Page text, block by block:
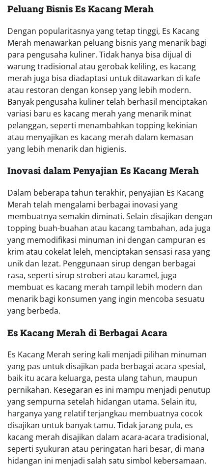
Peluang Bisnis Es Kacang Merah
Dengan popularitasnya yang tetap tinggi, Es Kacang
Merah menawarkan peluang bisnis yang menarik bagi
para pengusaha kuliner. Tidak hanya bisa dijual di
warung tradisional atau gerobak keliling, es kacang
merah juga bisa diadaptasi untuk ditawarkan di kafe
atau restoran dengan konsep yang lebih modern.
Banyak pengusaha kuliner telah berhasil menciptakan
variasi baru es kacang merah yang menarik minat
pelanggan, seperti menambahkan topping kekinian
atau menyajikan es kacang merah dalam kemasan
yang lebih menarik dan higienis.
Inovasi dalam Penyajian Es Kacang Merah
Dalam beberapa tahun terakhir, penyajian Es Kacang
Merah telah mengalami berbagai inovasi yang
membuatnya semakin diminati. Selain disajikan dengan
topping buah-buahan atau kacang tambahan, ada juga
yang memodifikasi minuman ini dengan campuran es
krim atau cokelat leleh, menciptakan sensasi rasa yang
unik dan lezat. Penggunaan sirup dengan berbagai
rasa, seperti sirup stroberi atau karamel, juga
membuat es kacang merah tampil lebih modern dan
menarik bagi konsumen yang ingin mencoba sesuatu
yang berbeda.
Es Kacang Merah di Berbagai Acara
Es Kacang Merah sering kali menjadi pilihan minuman
yang pas untuk disajikan pada berbagai acara spesial,
baik itu acara keluarga, pesta ulang tahun, maupun
pernikahan. Kesegaran es ini mampu menjadi penutup
yang sempurna setelah hidangan utama. Selain itu,
harganya yang relatif terjangkau membuatnya cocok
disajikan untuk banyak tamu. Tidak jarang pula, es
kacang merah disajikan dalam acara-acara tradisional,
seperti syukuran atau peringatan hari besar, di mana
hidangan ini menjadi salah satu simbol kebersamaan.